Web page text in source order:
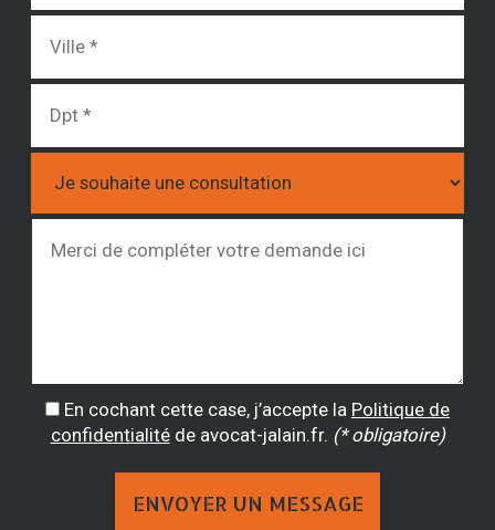
En cochant cette case, j’accepte la Politique de
confidentialitéde avocat-jalain.fr. (* obligatoire)